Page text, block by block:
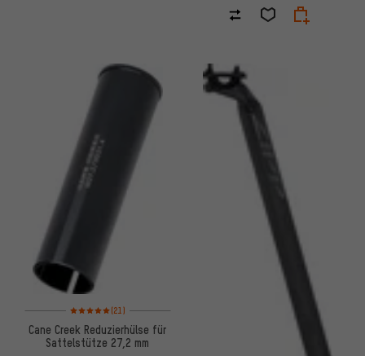
Bewertungen: 5 von 5 basierend auf 21 Bewertungen
(21)
Cane Creek Reduzierhülse für
Sattelstütze 27,2 mm